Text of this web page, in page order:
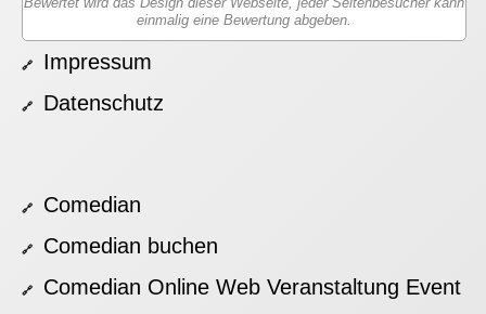
einmalig eine Bewertung abgeben.
Impressum
Datenschutz
Comedian
Comedian buchen
Comedian Online Web Veranstaltung Event